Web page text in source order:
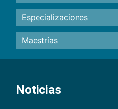
Especializaciones
Maestrías
Noticias